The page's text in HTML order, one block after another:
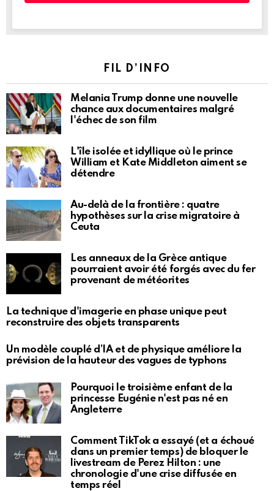
FIL D’INFO
Melania Trump donne une nouvelle
chance aux documentaires malgré
l'échec de son film
L'île isolée et idyllique où le prince
William et Kate Middleton aiment se
détendre
Au-delà de la frontière : quatre
hypothèses sur la crise migratoire à
Ceuta
Les anneaux de la Grèce antique
pourraient avoir été forgés avec du fer
provenant de météorites
La technique d'imagerie en phase unique peut
reconstruire des objets transparents
Un modèle couplé d’IA et de physique améliore la
prévision de la hauteur des vagues de typhons
Pourquoi le troisième enfant de la
princesse Eugénie n'est pas né en
Angleterre
Comment TikTok a essayé (et a échoué
dans un premier temps) de bloquer le
livestream de Perez Hilton : une
chronologie d'une crise diffusée en
temps réel